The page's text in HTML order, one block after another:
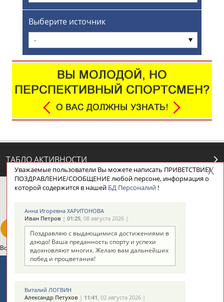
Выберите источник
-
ТАБЛО АКТИВНОСТИ
ЦЕЛИ ПРОЕКТА НАШИ КНОПКИ
Вопросы сотрудничества и совместной деятельностиinform@infosport.ru
Адресов в новостной рассылке: 996
Уважаемые пользователи Вы можете написать ПРИВЕТСТВИЕ/
ПОЗДРАВЛЕНИЕ/СООБЩЕНИЕ любой персоне, информация о
которой содержится в нашей БД Персоналий!
Анна Игоревна ХАРИТОНОВА
Иван Петров| 01:25, 08 августа 2026 |
Поздравляю с выдающимися достижениями в
дзюдо! Ваша преданность спорту и успехи
вдохновляют многих. Желаю вам дальнейших
побед и процветания!
Виталий ЛОГВИН
Александр Петухов| 11:41, 02 августа 2026 |